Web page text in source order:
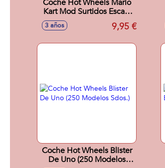
Coche Hot Wheels Mario
Kart Mod Surtidos Escala
3 años 9,95 €
Coche Hot Wheels Blister
De Uno (250 Modelos